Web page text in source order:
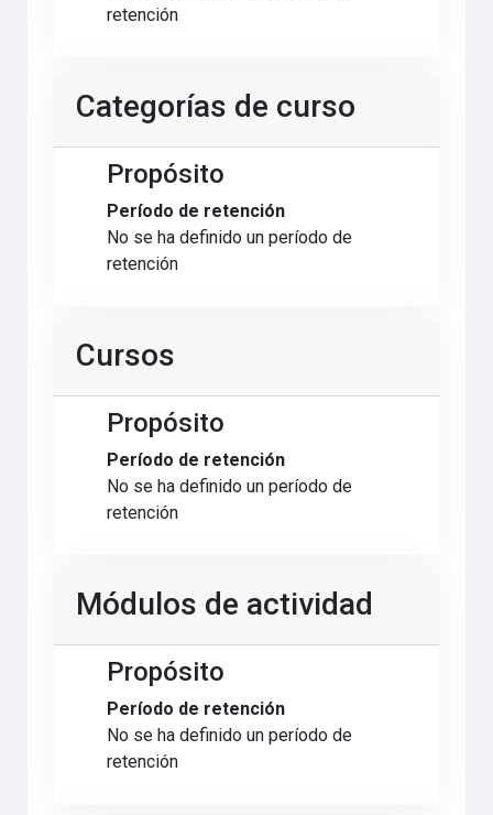
retención
Categorías de curso
Propósito
Período de retención
No se ha definido un período de
retención
Cursos
Propósito
Período de retención
No se ha definido un período de
retención
Módulos de actividad
Propósito
Período de retención
No se ha definido un período de
retención